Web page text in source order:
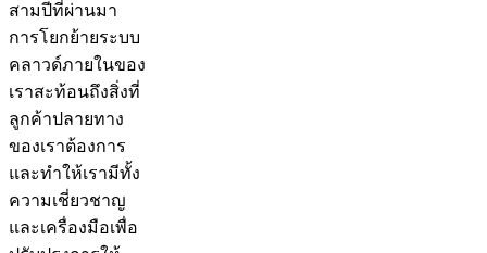
สามปีที่ผ่านมา
การโยกย้ายระบบ
คลาวด์ภายในของ
เราสะท้อนถึงสิ่งที่
ลูกค้าปลายทาง
ของเราต้องการ
และทำให้เรามีทั้ง
ความเชี่ยวชาญ
และเครื่องมือเพื่อ